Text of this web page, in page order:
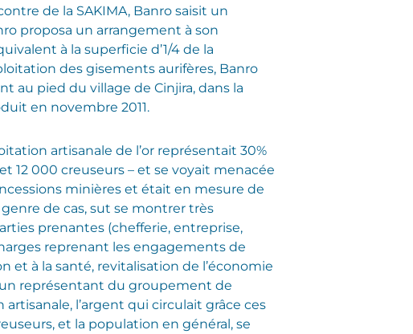
de la SAKIMA, Banro saisit un
proposa un arrangement à son
à la superficie d’1/4 de la
des gisements aurifères, Banro
au pied du village de Cinjira, dans la
en novembre 2011.
artisanale de l’or représentait 30%
12 000 creuseurs – et se voyait menacée
minières et était en mesure de
de cas, sut se montrer très
prenantes (chefferie, entreprise,
reprenant les engagements de
et à la santé, revitalisation de l’économie
un représentant du groupement de
l’argent qui circulait grâce ces
et la population en général, se